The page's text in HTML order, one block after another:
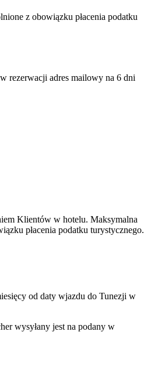
z obowiązku płacenia podatku
rezerwacji adres mailowy na 6 dni
Klientów w hotelu. Maksymalna
płacenia podatku turystycznego.
od daty wjazdu do Tunezji w
wysyłany jest na podany w